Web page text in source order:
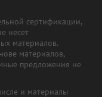
сертификации,
несет
материалов.
материалов,
предложения не
и материалы